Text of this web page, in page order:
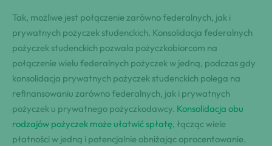
Tak, możliwe jest połączenie zarówno federalnych, jak i
prywatnych pożyczek studenckich. Konsolidacja federalnych
pożyczek studenckich pozwala pożyczkobiorcom na
połączenie wielu federalnych pożyczek w jedną, podczas gdy
konsolidacja prywatnych pożyczek studenckich polega na
refinansowaniu zarówno federalnych, jak i prywatnych
pożyczek u prywatnego pożyczkodawcy. Konsolidacja obu
rodzajów pożyczek może ułatwić spłatę, łącząc wiele
płatności w jedną i potencjalnie obniżając oprocentowanie.